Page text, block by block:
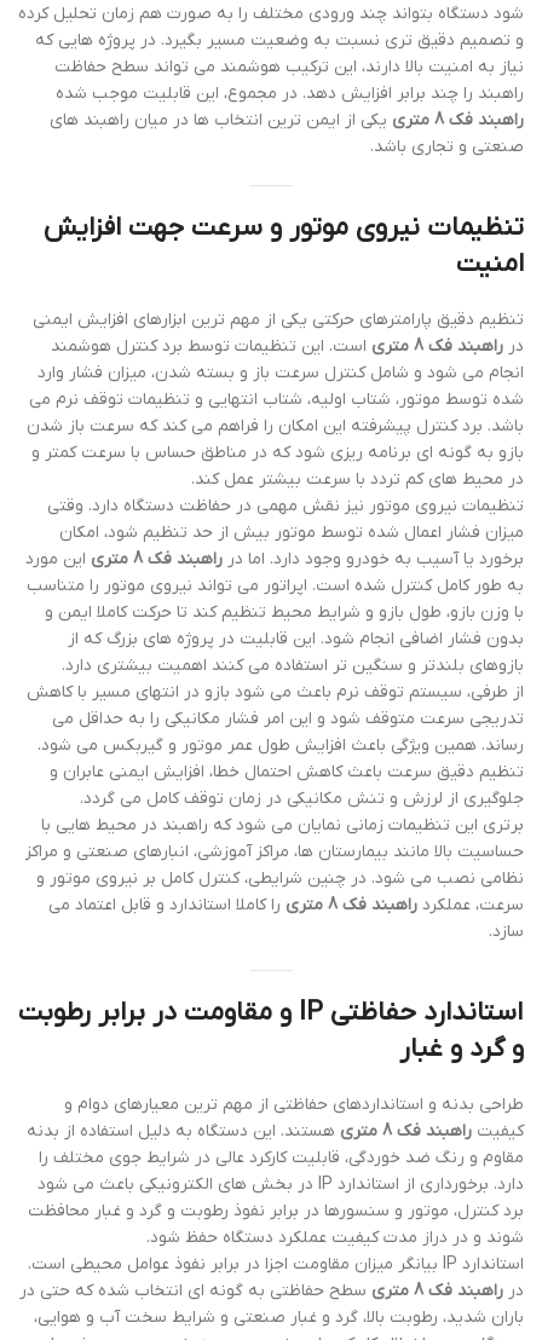
شود دستگاه بتواند چند ورودی مختلف را به صورت هم زمان تحلیل کرده
و تصمیم دقیق تری نسبت به وضعیت مسیر بگیرد. در پروژه هایی که
نیاز به امنیت بالا دارند، این ترکیب هوشمند می تواند سطح حفاظت
راهبند را چند برابر افزایش دهد. در مجموع، این قابلیت موجب شده
راهبند فک 8 متری
یکی از ایمن ترین انتخاب ها در میان راهبند های
صنعتی و تجاری باشد.
تنظیمات نیروی موتور و سرعت جهت افزایش
امنیت
تنظیم دقیق پارامترهای حرکتی یکی از مهم ترین ابزارهای افزایش ایمنی
در راهبند فک 8 متری
است. این تنظیمات توسط برد کنترل هوشمند
انجام می شود و شامل کنترل سرعت باز و بسته شدن، میزان فشار وارد
شده توسط موتور، شتاب اولیه، شتاب انتهایی و تنظیمات توقف نرم می
باشد. برد کنترل پیشرفته این امکان را فراهم می کند که سرعت باز شدن
بازو به گونه ای برنامه ریزی شود که در مناطق حساس با سرعت کمتر و
در محیط های کم تردد با سرعت بیشتر عمل کند.
تنظیمات نیروی موتور نیز نقش مهمی در حفاظت دستگاه دارد. وقتی
میزان فشار اعمال شده توسط موتور بیش از حد تنظیم شود، امکان
برخورد یا آسیب به خودرو وجود دارد. اما در راهبند فک 8 متری
این مورد
به طور کامل کنترل شده است. اپراتور می تواند نیروی موتور را متناسب
با وزن بازو، طول بازو و شرایط محیط تنظیم کند تا حرکت کاملا ایمن و
بدون فشار اضافی انجام شود. این قابلیت در پروژه های بزرگ که از
بازوهای بلندتر و سنگین تر استفاده می کنند اهمیت بیشتری دارد.
از طرفی، سیستم توقف نرم باعث می شود بازو در انتهای مسیر با کاهش
تدریجی سرعت متوقف شود و این امر فشار مکانیکی را به حداقل می
رساند. همین ویژگی باعث افزایش طول عمر موتور و گیربکس می شود.
تنظیم دقیق سرعت باعث کاهش احتمال خطا، افزایش ایمنی عابران و
جلوگیری از لرزش و تنش مکانیکی در زمان توقف کامل می گردد.
برتری این تنظیمات زمانی نمایان می شود که راهبند در محیط هایی با
حساسیت بالا مانند بیمارستان ها، مراکز آموزشی، انبارهای صنعتی و مراکز
نظامی نصب می شود. در چنین شرایطی، کنترل کامل بر نیروی موتور و
سرعت، عملکرد راهبند فک 8 متری
را کاملا استاندارد و قابل اعتماد می
سازد.
استاندارد حفاظتی IP و مقاومت در برابر رطوبت
و گرد و غبار
طراحی بدنه و استانداردهای حفاظتی از مهم ترین معیارهای دوام و
کیفیت راهبند فک 8 متری
هستند. این دستگاه به دلیل استفاده از بدنه
مقاوم و رنگ ضد خوردگی، قابلیت کارکرد عالی در شرایط جوی مختلف را
دارد. برخورداری از استاندارد IP در بخش های الکترونیکی باعث می شود
برد کنترل، موتور و سنسورها در برابر نفوذ رطوبت و گرد و غبار محافظت
شوند و در دراز مدت کیفیت عملکرد دستگاه حفظ شود.
استاندارد IP بیانگر میزان مقاومت اجزا در برابر نفوذ عوامل محیطی است.
در راهبند فک 8 متری
سطح حفاظتی به گونه ای انتخاب شده که حتی در
باران شدید، رطوبت بالا، گرد و غبار صنعتی و شرایط سخت آب و هوایی،